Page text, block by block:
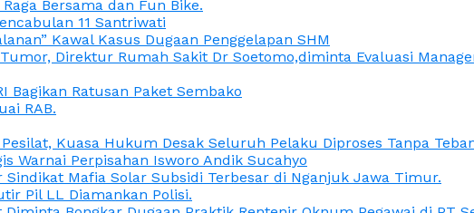
Bersama dan Fun Bike.
11 Santriwati
Kawal Kasus Dugaan Penggelapan SHM
Direktur Rumah Sakit Dr Soetomo,diminta Evaluasi
Bagikan Ratusan Paket Sembako
RAB.
Kuasa Hukum Desak Seluruh Pelaku Diproses Tanpa
Warnai Perpisahan Isworo Andik Sucahyo
Mafia Solar Subsidi Terbesar di Nganjuk Jawa Timur.
Pil LL Diamankan Polisi.